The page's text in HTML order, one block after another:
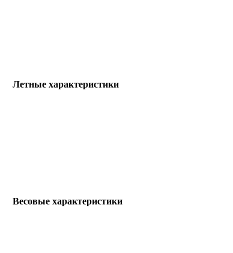
Летные характеристики
Весовые характеристики